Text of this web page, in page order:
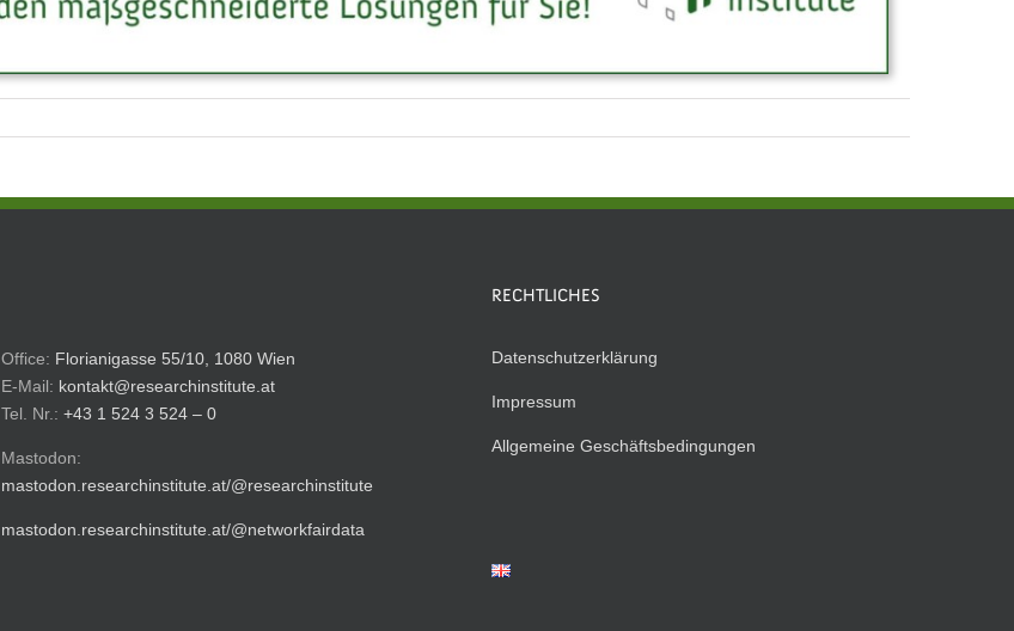
Office: Florianigasse 55/10, 1080 Wien
E-Mail: kontakt@researchinstitute.at
Tel. Nr.: +43 1 524 3 524 – 0
Mastodon:
mastodon.researchinstitute.at/@researchinstitute
mastodon.researchinstitute.at/@networkfairdata
RECHTLICHES
Datenschutzerklärung
Impressum
Allgemeine Geschäftsbedingungen